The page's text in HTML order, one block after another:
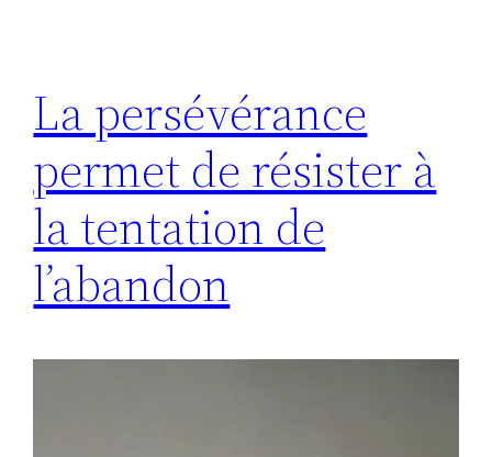
La persévérance
permet de résister à
la tentation de
l’abandon